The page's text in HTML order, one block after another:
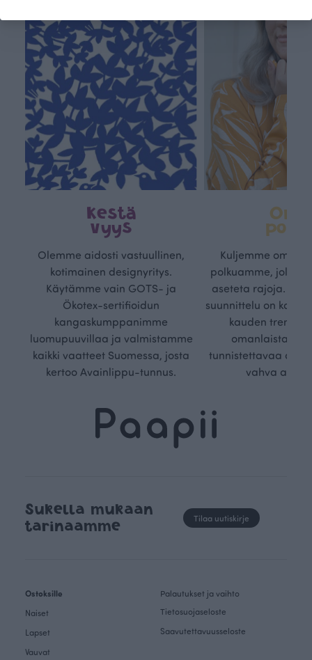
Kestä
vyys
Olemme aidosti vastuullinen,
kotimainen designyritys.
Käytämme vain GOTS- ja
Ökotex-sertifioidun
kangaskumppanimme
luomupuuvillaa ja valmistamme
kaikki vaatteet Suomessa, josta
kertoo Avainlippu-tunnus.
Oma
Kuljemme omaa,
polkuamme, jolla
aseteta rajoja.
suunnittelu on
kauden
omanlaista,
tunnistettavaa
vahva
Sukella mukaan
tarinaamme
Tilaa uutiskirje
Ostoksille
Naiset
Lapset
Vauvat
Palautukset ja vaihto
Tietosuojaseloste
Saavutettavuusseloste